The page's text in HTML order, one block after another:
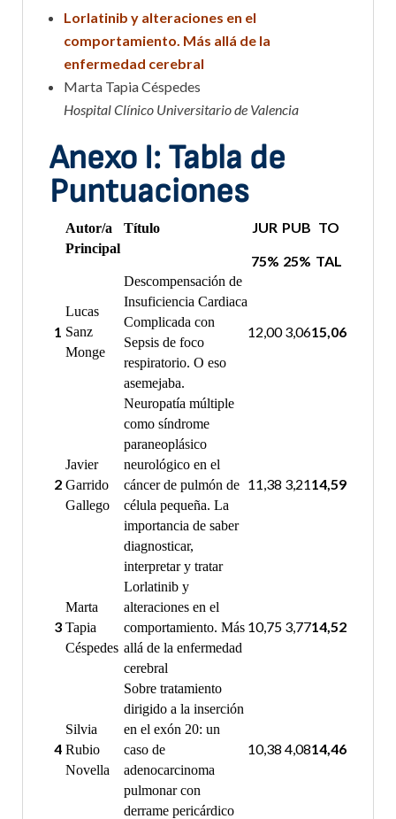
Lorlatinib y alteraciones en el
comportamiento. Más allá de la
enfermedad cerebral
Marta Tapia Céspedes
Hospital Clínico Universitario de Valencia
Anexo I: Tabla de
Puntuaciones
Autor/a
Principal
Título
JUR
75%
PUB
25%
TO
TAL
1
Lucas
Sanz
Monge
Descompensación de
Insuficiencia Cardiaca
Complicada con
Sepsis de foco
respiratorio. O eso
asemejaba.
12,00 3,0615,06
2
Javier
Garrido
Gallego
Neuropatía múltiple
como síndrome
paraneoplásico
neurológico en el
cáncer de pulmón de
célula pequeña. La
importancia de saber
diagnosticar,
interpretar y tratar
11,38 3,2114,59
3
Marta
Tapia
Céspedes
Lorlatinib y
alteraciones en el
comportamiento. Más
allá de la enfermedad
cerebral
10,75 3,7714,52
4
Silvia
Rubio
Novella
Sobre tratamiento
dirigido a la inserción
en el exón 20: un
caso de
adenocarcinoma
pulmonar con
derrame pericárdico
10,38 4,0814,46